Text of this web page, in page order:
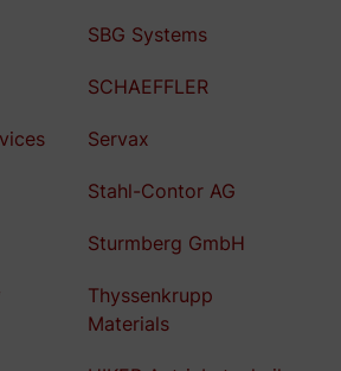
SBG Systems
SCHAEFFLER
Servax
Stahl-Contor AG
Sturmberg GmbH
Thyssenkrupp
Materials